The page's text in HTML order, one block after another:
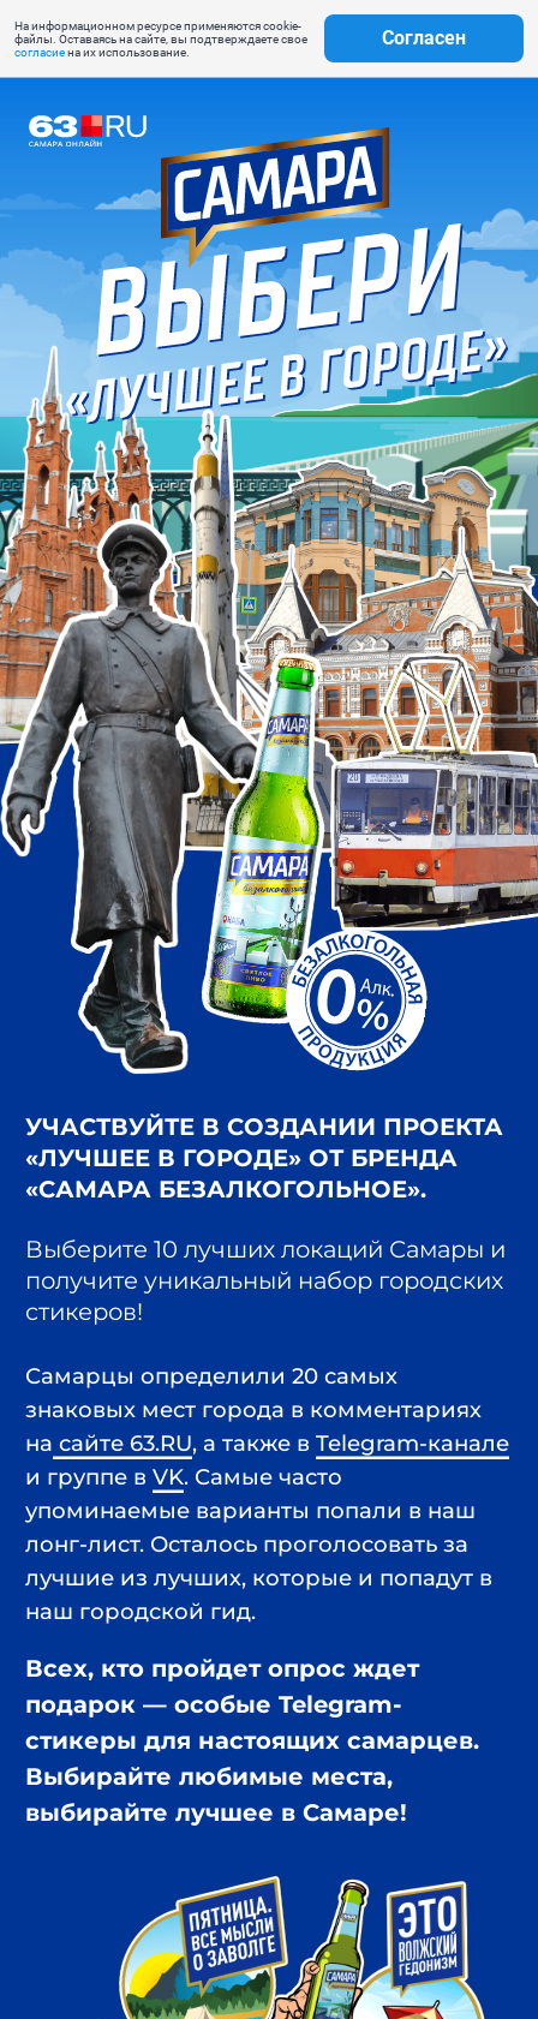
На информационном ресурсе применяются cookie-
файлы. Оставаясь на сайте, вы подтверждаете свое
согласиена их использование.
Согласен
Самарцы определили 20 самых
знаковых мест города в комментариях
сайте 63.RU, а также в
Telegram-канале
и группе вVK. Самые часто
упоминаемые варианты попали в наш
лучшие из лучших, которые и попадут в
наш городской гид.
УЧАСТВУЙТЕ В СОЗДАНИИ ПРОЕКТА
«ЛУЧШЕЕ В ГОРОДЕ» ОТ БРЕНДА
«САМАРА БЕЗАЛКОГОЛЬНОЕ».
Выберите 10 лучших локаций Самары и
получите уникальный набор городских
стикеров!
Всех, кто пройдет опрос ждет
стикеры для настоящих самарцев.
Выбирайте любимые места,
выбирайте лучшее в Самаре!
Топ-10 локаций, которые наберут
больше всего голосов, попадут в